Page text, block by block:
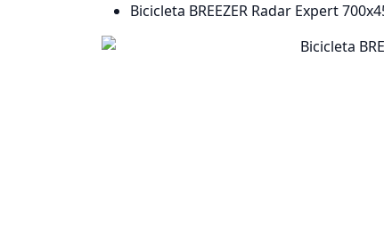
Bicicleta BREEZER Radar Expert